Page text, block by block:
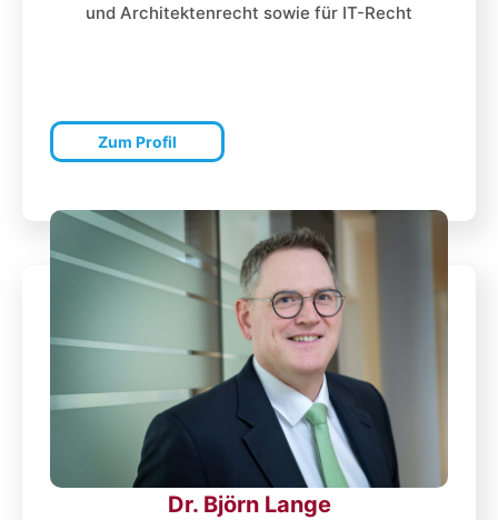
und Architektenrecht sowie für IT-Recht
Zum Profil
Dr. Björn Lange